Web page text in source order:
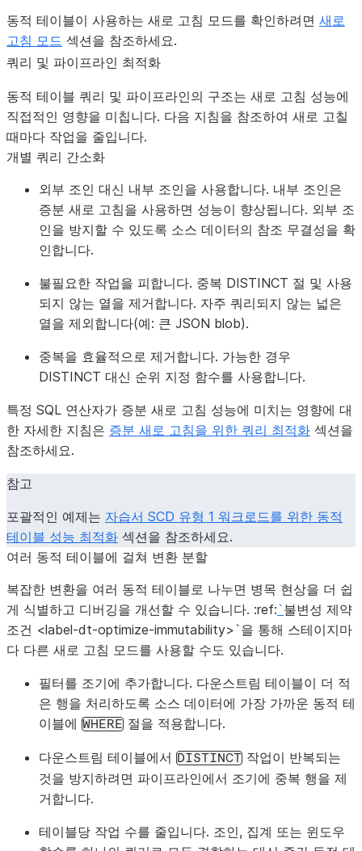
동적 테이블이 사용하는 새로 고침 모드를 확인하려면 새로
고침 모드 섹션을 참조하세요.
쿼리 및 파이프라인 최적화
동적 테이블 쿼리 및 파이프라인의 구조는 새로 고침 성능에
직접적인 영향을 미칩니다. 다음 지침을 참조하여 새로 고칠
때마다 작업을 줄입니다.
개별 쿼리 간소화
외부 조인 대신 내부 조인을 사용합니다. 내부 조인은
증분 새로 고침을 사용하면 성능이 향상됩니다. 외부 조
인을 방지할 수 있도록 소스 데이터의 참조 무결성을 확
인합니다.
불필요한 작업을 피합니다. 중복 DISTINCT 절 및 사용
되지 않는 열을 제거합니다. 자주 쿼리되지 않는 넓은
열을 제외합니다(예: 큰 JSON blob).
중복을 효율적으로 제거합니다. 가능한 경우
DISTINCT 대신 순위 지정 함수를 사용합니다.
특정 SQL 연산자가 증분 새로 고침 성능에 미치는 영향에 대
한 자세한 지침은 증분 새로 고침을 위한 쿼리 최적화 섹션을
참조하세요.
참고
포괄적인 예제는 자습서 SCD 유형 1 워크로드를 위한 동적
테이블 성능 최적화 섹션을 참조하세요.
여러 동적 테이블에 걸쳐 변환 분할
복잡한 변환을 여러 동적 테이블로 나누면 병목 현상을 더 쉽
게 식별하고 디버깅을 개선할 수 있습니다. :ref:`불변성 제약
조건 <label-dt-optimize-immutability>`을 통해 스테이지마
다 다른 새로 고침 모드를 사용할 수도 있습니다.
필터를 조기에 추가합니다. 다운스트림 테이블이 더 적
은 행을 처리하도록 소스 데이터에 가장 가까운 동적 테
이블에 WHERE 절을 적용합니다.
다운스트림 테이블에서 DISTINCT 작업이 반복되는
것을 방지하려면 파이프라인에서 조기에 중복 행을 제
거합니다.
테이블당 작업 수를 줄입니다. 조인, 집계 또는 윈도우